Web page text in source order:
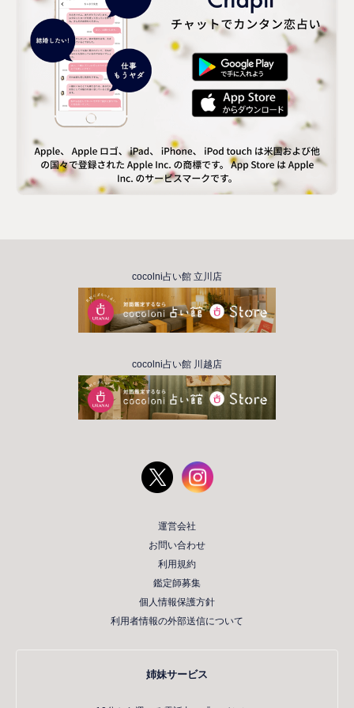
cocolni占い館 立川店
cocolni占い館 川越店
運営会社
お問い合わせ
利用規約
鑑定師募集
個人情報保護方針
利用者情報の外部送信について
姉妹サービス